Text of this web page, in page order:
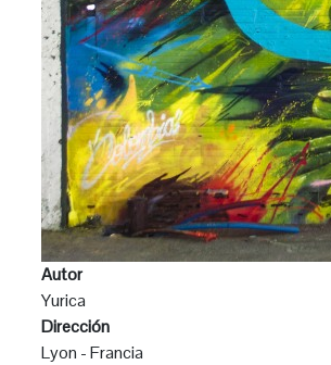
Autor
Yurica
Dirección
Lyon - Francia